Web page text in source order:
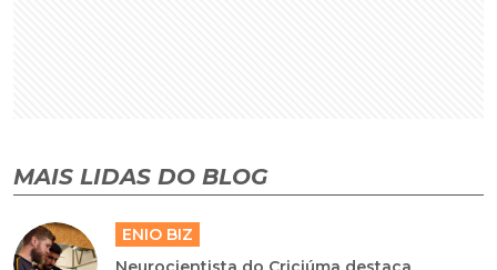
MAIS LIDAS DO BLOG
ENIO BIZ